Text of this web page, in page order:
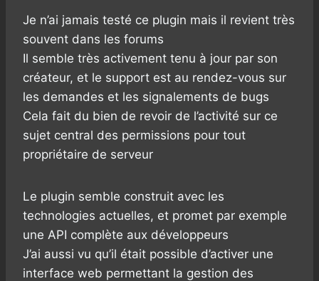
Je n’ai jamais testé ce plugin mais il revient très
souvent dans les forums
Il semble très activement tenu à jour par son
créateur, et le support est au rendez-vous sur
les demandes et les signalements de bugs
Cela fait du bien de revoir de l’activité sur ce
sujet central des permissions pour tout
propriétaire de serveur
Le plugin semble construit avec les
technologies actuelles, et promet par exemple
une API complète aux développeurs
J’ai aussi vu qu’il était possible d’activer une
interface web permettant la gestion des